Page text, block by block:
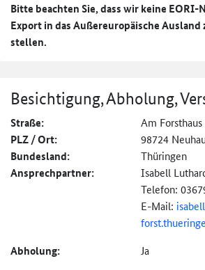
Bitte beachten Sie, dass wir keine
Export in das Außereuropäische
stellen.
Besichtigung, Abholung,
Straße: Am Forsthaus
PLZ / Ort: 98724
Bundesland: Thüringen
Ansprechpartner:
Isabell
Telefon:
E-Mail:
Abholung: Ja